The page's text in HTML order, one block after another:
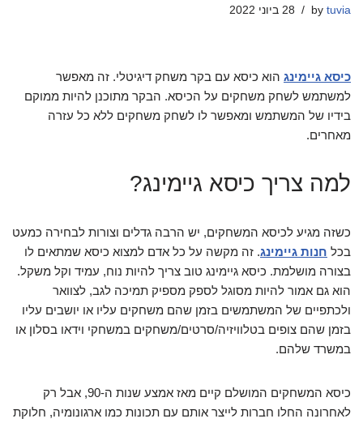
by tuvia 28 ביוני 2022
כיסא גיימינג הוא כיסא עם בקר משחק דיגיטלי. זה מאפשר
למשתמש לשחק משחקים על הכיסא. הבקר מתוכנן להיות ממוקם
בידיו של המשתמש ומאפשר לו לשחק משחקים ללא כל עזרה
מאחרים.
למה צריך כיסא גיימינג?
כשזה מגיע לכיסא המשחקים, יש הרבה גדלים וצורות לבחירה כמעט
בכל חנות גיימינג. זה מקשה על כל אדם למצוא כיסא שמתאים לו
בצורה מושלמת. כיסא גיימינג טוב צריך להיות נוח, עמיד וקל משקל.
הוא גם אמור להיות מסוגל לספק מספיק תמיכה לגב, לצוואר
ולכתפיים של המשתמשים בזמן שהם משחקים עליו או יושבים עליו
בזמן שהם צופים בטלוויזיה/סרטים/משחקים במשחקי וידאו בסלון או
במשרד שלהם.
כיסא המשחקים המושלם קיים מאז אמצע שנות ה-90, אבל רק
לאחרונה החלו חברות לייצר אותם עם תכונות כמו ארגונומיה, חלוקת